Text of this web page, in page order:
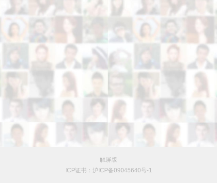
触屏版
ICP证书：沪ICP备09045640号-1